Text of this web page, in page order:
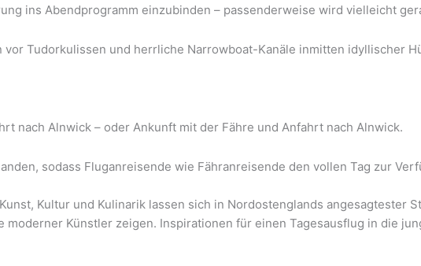
ins Abendprogramm einzubinden – passenderweise wird vielleicht
Tudorkulissen und herrliche Narrowboat-Kanäle inmitten idyllischer
nach Alnwick – oder Ankunft mit der Fähre und Anfahrt nach Alnwick.
sodass Fluganreisende wie Fähranreisende den vollen Tag zur
Kultur und Kulinarik lassen sich in Nordostenglands angesagtester
Künstler zeigen. Inspirationen für einen Tagesausflug in die